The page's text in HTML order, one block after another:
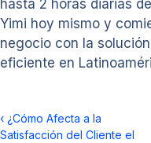
hasta 2 horas diarias
Yimi hoy mismo y
negocio con la
eficiente en
‹ ¿Cómo Afecta a la
Satisfacción del Cliente el